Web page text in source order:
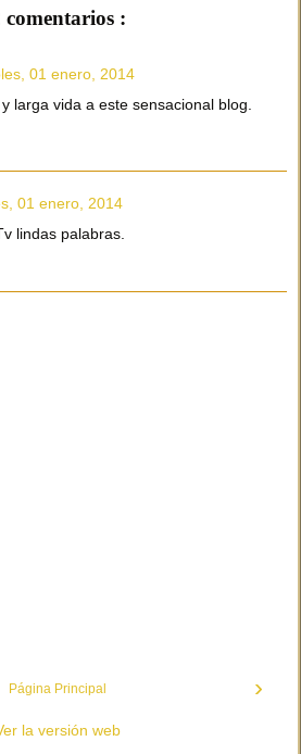
comentarios :
01 enero, 2014
larga vida a este sensacional blog.
01 enero, 2014
lindas palabras.
›
Página Principal
la versión web